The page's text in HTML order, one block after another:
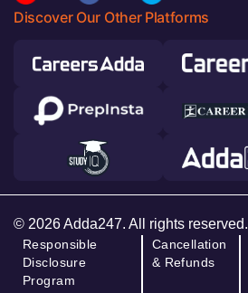
Discover Our Other Platforms
© 2026 Adda247. All rights reserved.
Responsible
Disclosure
Program
Cancellation
& Refunds